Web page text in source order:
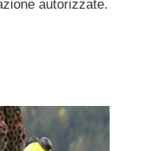
autorizzate.